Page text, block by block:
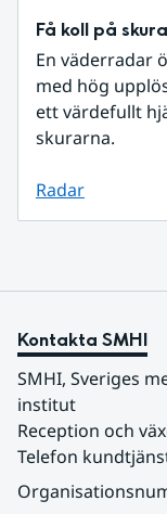
Få koll på
En väderradar
med hög
ett värdefullt
skurarna.
Radar
Kontakta SMHI
SMHI, Sveriges
institut
Reception och
Telefon